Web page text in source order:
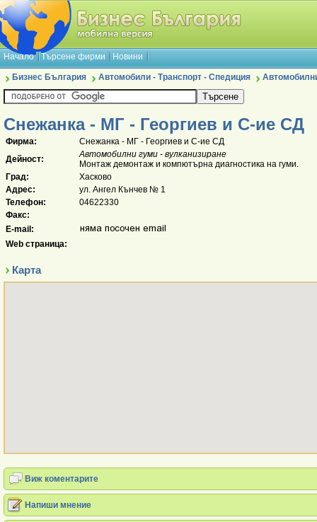
Начало Търсене фирми Новини
Бизнес България Автомобили - Транспорт - Спедиция
Снежанка - МГ - Георгиев и С-ие СД
Фирма:
Снежанка - МГ - Георгиев и С-ие СД
Дейност:
Автомобилни гуми - вулканизиране
Монтаж демонтаж и компютърна диагностика на гуми.
Град:
Хасково
Адрес:
ул. Ангел Кънчев № 1
Телефон:
04622330
Факс:
E-mail:
Web страница:
Карта
Виж коментарите
Напиши мнение